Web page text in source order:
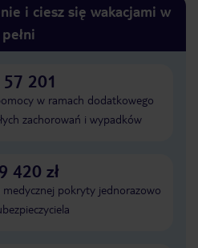
i ciesz się wakacjami w
pełni
201
w ramach dodatkowego
zachorowań i wypadków
420 zł
medycznej pokryty jednorazowo